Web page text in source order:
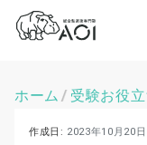
ホーム \ 受験お役
作成日: 2023年10月20日